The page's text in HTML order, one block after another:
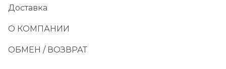
Доставка
О КОМПАНИИ
ОБМЕН / ВОЗВРАТ